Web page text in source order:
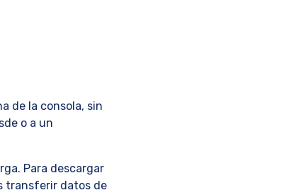
de la consola, sin
o a un
Para descargar
transferir datos de